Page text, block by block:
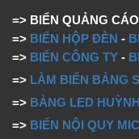
=> BIỂN QUẢNG
=> BIỂN HỘP ĐÈN -
=> BIỂN CÔNG TY -
=> LÀM BIỂN BẢNG
=> BẢNG LED
=> BIỂN NỘI QUY